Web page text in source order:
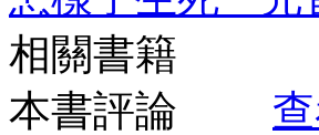
相關書籍
本書評論